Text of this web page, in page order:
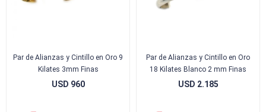
Par de Alianzas y Cintillo en Oro 9
Kilates 3mm Finas
USD 960
Par de Alianzas y Cintillo en Oro
18 Kilates Blanco 2 mm Finas
USD 2.185